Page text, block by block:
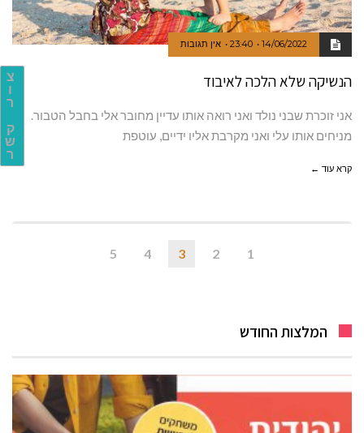
צ
ו
ר
ק
ש
ר
14/06/2022
23:40 אין תגובות
הנשיקה שלא הלכה לאיבוד
אני זוכרת שבני נולד ואני רואה אותו עדיין מחובר אלי בחבל הטבור.
מניחים אותו עלי ואני מקרבת אליו ידיים, עוטפת
קרא עוד ←
1
2
3
4
5
המלצות החודש